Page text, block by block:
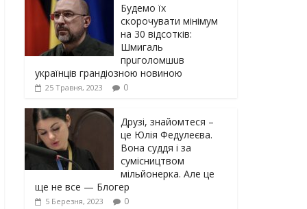
Будемо їх
скорочувати мінімум
на 30 відсотків:
Шмигаль
прuголомшuв
українців грaндіoзнoю новиною
25 Травня, 2023 0
Друзі, знайомтеся –
це Юлія Федулеєва.
Вона суддя і за
сумісництвом
мільйонерка. Але це
ще не все — Блогер
5 Березня, 2023 0